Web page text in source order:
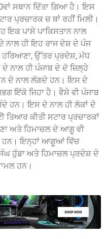
ਸਥਾਨ ਦਿੱਤਾ ਗਿਆ ਹੈ। ਇਸ
ਪ੍ਰਚਾਰਕ ਚ ਥਾਂ ਰਹੀਂ ਮਿਲੀ।
ਇਕ ਪਾਸੇ ਪਾਕਿਸਤਾਨ ਨਾਲ
ਨਾਲ ਹੀ ਇਹ ਰਾਜ ਦੇਸ਼ ਦੇ ਪੰਜ
ਹਰਿਆਣਾ, ਉੱਤਰ ਪ੍ਰਦੇਸ਼, ਮੱਧ
ਨਾਲ ਹੀ ਪੰਜਾਬ ਦੇ ਦੋ ਜ਼ਿਲ੍ਹੇ
ਦੇ ਨਾਲ ਲੱਗਦੇ ਹਨ। ਇਸ ਦੇ
ਇੱਕੋ ਜਿਹਾ ਹੈ। ਵੈਸੇ ਵੀ ਪੰਜਾਬ
ਹਨ। ਇਸ ਦੇ ਨਾਲ ਹੀ ਲੋਕਾਂ ਦੇ
ਕੀਤੀ ਸਟਾਰ ਪ੍ਰਚਾਰਕਾਂ
ਅਤੇ ਹਿਮਾਚਲ ਦੇ ਆਗੂ ਵੀ
ਹਨ। ਇਨ੍ਹਾਂ ਆਗੂਆਂ ਵਿੱਚ
ਹੁੱਡਾ ਅਤੇ ਹਿਮਾਚਲ ਪ੍ਰਦੇਸ਼ ਦੇ
ਹਨ।